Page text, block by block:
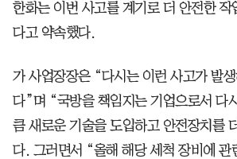
한화는 이번 사고를 계기로 더 안전한 작
다고 약속했다.
가 사업장장은 “다시는 이런 사고가 발
다”며 “국방을 책임지는 기업으로서 다
큼 새로운 기술을 도입하고 안전장치를
다. 그러면서 “올해 해당 세척 장비에 관